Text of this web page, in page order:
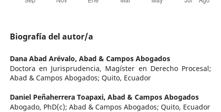
Biografía del autor/a
Dana Abad Arévalo, Abad & Campos Abogados
Doctora en Jurisprudencia, Magíster en Derecho Procesal;
Abad & Campos Abogados; Quito, Ecuador
Daniel Peñaherrera Toapaxi, Abad & Campos Abogados
Abogado, PhD(c); Abad & Campos Abogados; Quito, Ecuador